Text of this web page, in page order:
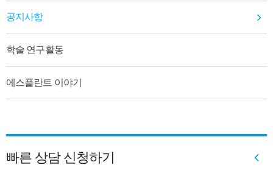
공지사항
학술 연구활동
에스플란트 이야기
빠른 상담 신청하기